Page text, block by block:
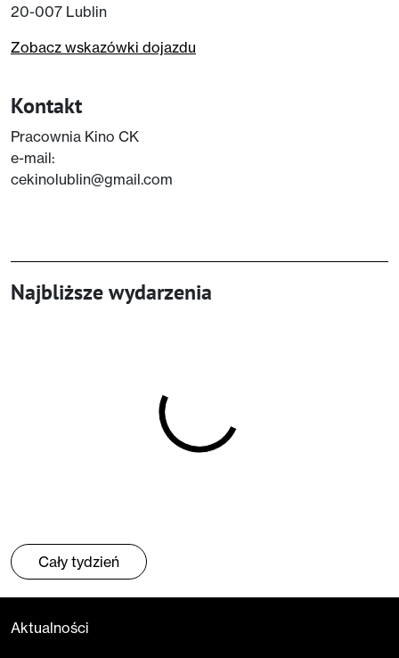
20-007 Lublin
Zobacz wskazówki dojazdu
Kontakt
Pracownia Kino CK
e-mail:
cekinolublin@gmail.com
Najbliższe wydarzenia
Cały tydzień
Aktualności